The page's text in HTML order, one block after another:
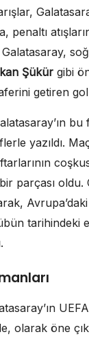
penaltı
Galatasaray,
Şükür gibi
getiren
yazıldı.
parçası oldu.
tarihindeki
olarak öne